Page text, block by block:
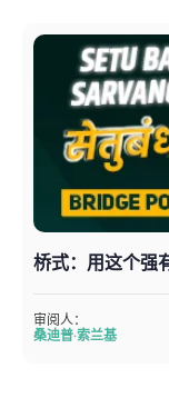
桥式：用这个强
审阅人：
桑迪普·索兰基